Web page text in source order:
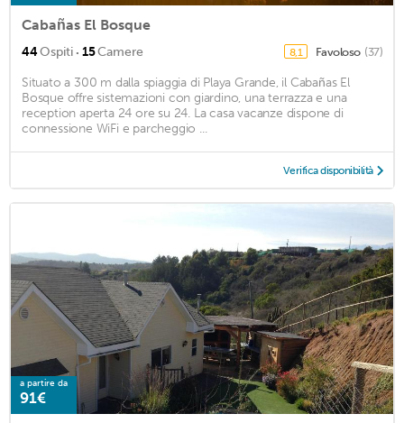
Cabañas El Bosque
44Ospiti · 15Camere 8,1 Favoloso (37)
Situato a 300 m dalla spiaggia di Playa Grande, il Cabañas El
Bosque offre sistemazioni con giardino, una terrazza e una
reception aperta 24 ore su 24. La casa vacanze dispone di
connessione WiFi e parcheggio ...
Verifica disponibilità
a partire da
91€